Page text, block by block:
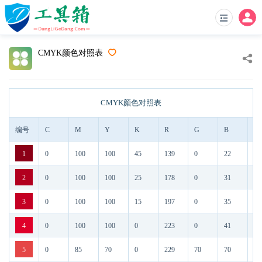
CMYK颜色对照表
CMYK颜色对照表
编号 C M Y K R G B
1 0 100 100 45 139 0 22
2 0 100 100 25 178 0 31
3 0 100 100 15 197 0 35
4 0 100 100 0 223 0 41
5 0 85 70 0 229 70 70